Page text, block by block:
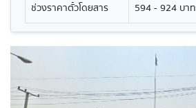
ช่วงราคาตั๋วโดยสาร
594 - 924 บาท